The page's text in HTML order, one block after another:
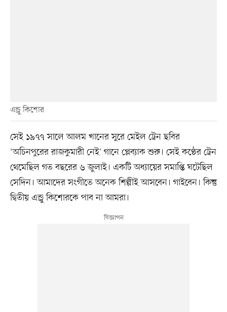
এন্ড্রু কিশোর
সেই ১৯৭৭ সালে আলম খানের সুরে মেইল ট্রেন ছবির
'অচিনপুরের রাজকুমারী নেই' গানে প্লেব্যাক শুরু। সেই কণ্ঠের ট্রেন
থেমেছিল গত বছরের ৬ জুলাই। একটি অধ্যায়ের সমাপ্তি ঘটেছিল
সেদিন। আমাদের সংগীতে অনেক শিল্পীই আসবেন। গাইবেন। কিন্তু
দ্বিতীয় এন্ড্রু কিশোরকে পাব না আমরা।